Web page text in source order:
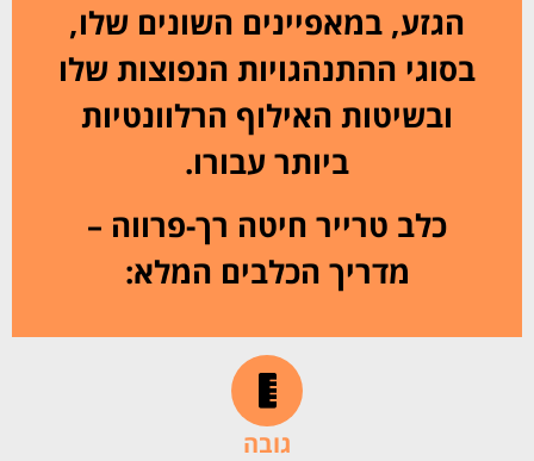
הגזע, במאפיינים השונים שלו,
בסוגי ההתנהגויות הנפוצות שלו
ובשיטות האילוף הרלוונטיות
ביותר עבורו.
כלב טרייר חיטה רך-פרווה –
מדריך הכלבים המלא:
גובה